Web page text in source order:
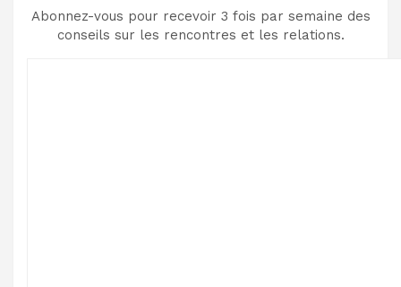
Abonnez-vous pour recevoir 3 fois par semaine des
conseils sur les rencontres et les relations.